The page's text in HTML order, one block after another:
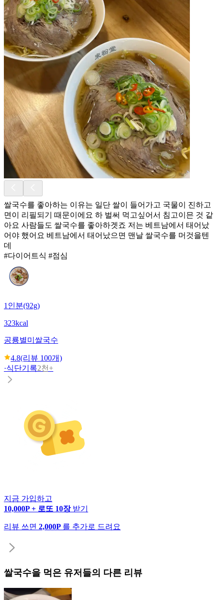
쌀국수를 좋아하는 이유는 일단 쌀이 들어가고 국물이 진하고
면이 리필되기 때문이에요 하 벌써 먹고싶어서 침고이믄 것 같
아요 사람들도 쌀국수를 좋아하겟죠 저는 베트남에서 태어났
어야 했어요 베트남에서 태어났으면 맨날 쌀국수를 머것을텐
데
#다이어트식 #점심
1인분(92g)
323kcal
공룡별미 쌀국수
4.8(리뷰 100개)
·식단기록2천+
지금 가입하고
10,000P + 로또 10장 받기
리뷰 쓰면 2,000P 를 추가로 드려요
쌀국수을 먹은 유저들의 다른 리뷰